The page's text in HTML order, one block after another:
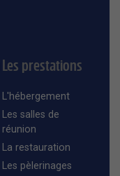
Les prestations
L'hébergement
Les salles de
réunion
La restauration
Les pèlerinages